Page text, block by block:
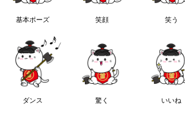
基本ポーズ 笑顔 笑う
ダンス 驚く いいね